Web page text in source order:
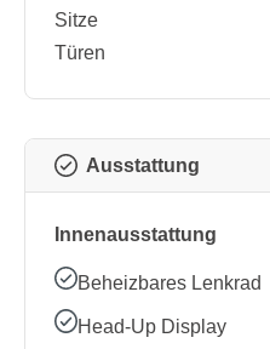
Sitze
Türen
Ausstattung
Innenausstattung
Beheizbares Lenkrad
Head-Up Display